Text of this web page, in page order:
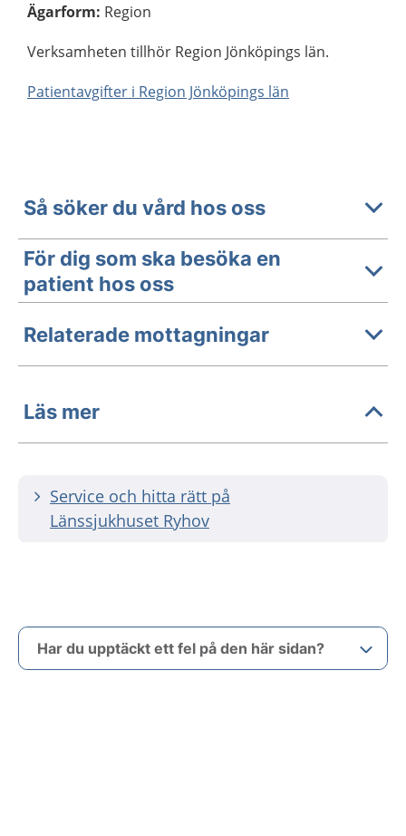
Ägarform: Region
Verksamheten tillhör Region Jönköpings län.
Patientavgifter i Region Jönköpings län
Så söker du vård hos oss
För dig som ska besöka en
patient hos oss
Relaterade mottagningar
Läs mer
Service och hitta rätt på
Länssjukhuset Ryhov
Har du upptäckt ett fel på den här sidan?